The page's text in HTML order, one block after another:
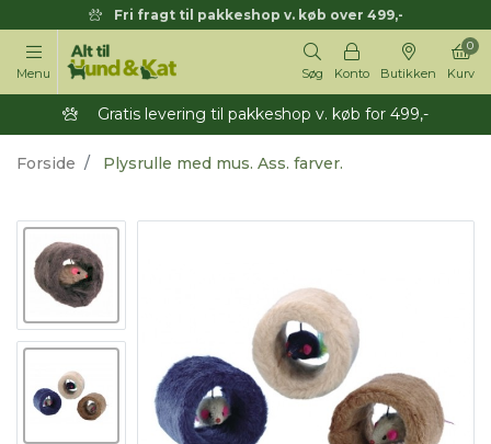
Fri fragt til pakkeshop v. køb over 499,-
Menu Søg Konto Butikken Kurv
0
Gratis levering til pakkeshop v. køb for 499,-
Forside Plysrulle med mus. Ass. farver.